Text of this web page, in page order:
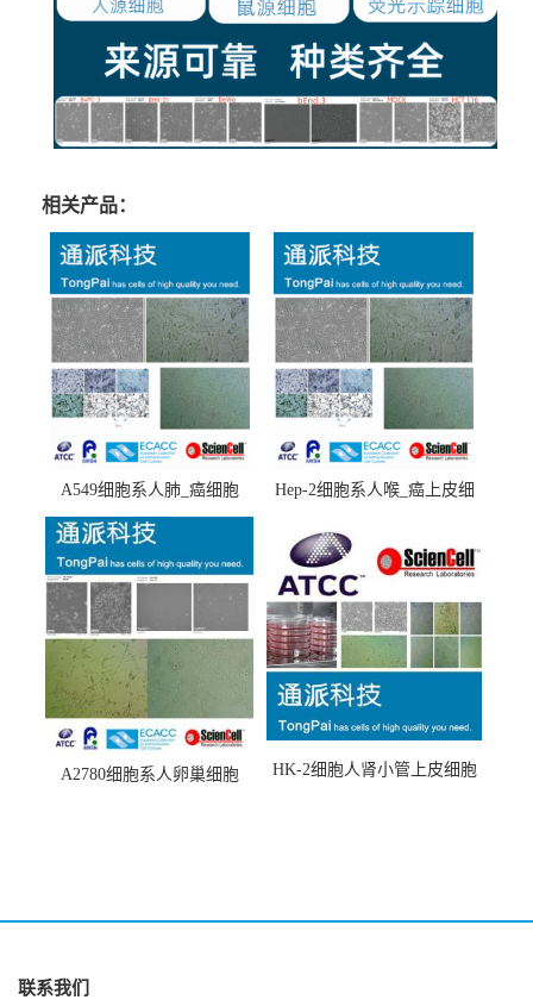
相关产品：
A549细胞系人肺_癌细胞
(A549细胞)
Hep-2细胞系人喉_癌上皮细
A2780细胞系人卵巢细胞
HK-2细胞人肾小管上皮细胞
联系我们